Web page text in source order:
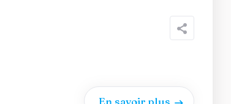
En savoir plus